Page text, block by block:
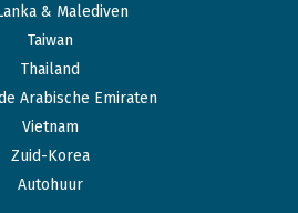
& Malediven
Taiwan
Thailand
Arabische Emiraten
Vietnam
Zuid-Korea
Autohuur